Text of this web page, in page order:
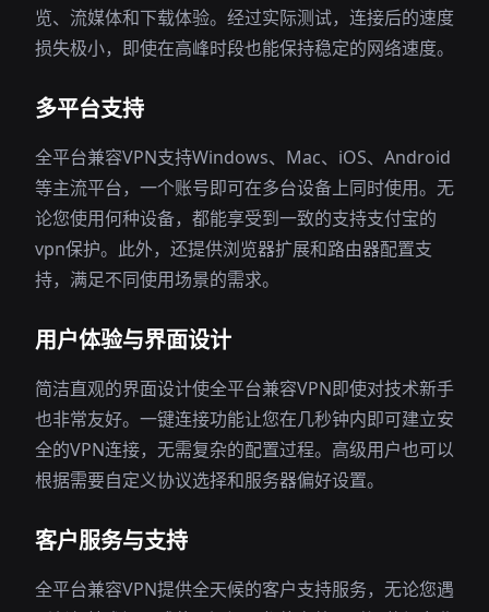
览、流媒体和下载体验。经过实际测试，连接后的速度
损失极小，即使在高峰时段也能保持稳定的网络速度。
多平台支持
全平台兼容VPN支持Windows、Mac、iOS、Android
等主流平台，一个账号即可在多台设备上同时使用。无
论您使用何种设备，都能享受到一致的支持支付宝的
vpn保护。此外，还提供浏览器扩展和路由器配置支
持，满足不同使用场景的需求。
用户体验与界面设计
简洁直观的界面设计使全平台兼容VPN即使对技术新手
也非常友好。一键连接功能让您在几秒钟内即可建立安
全的VPN连接，无需复杂的配置过程。高级用户也可以
根据需要自定义协议选择和服务器偏好设置。
客户服务与支持
全平台兼容VPN提供全天候的客户支持服务，无论您遇